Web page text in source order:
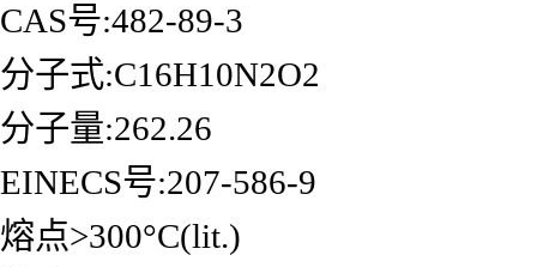
CAS号:482-89-3
分子式:C16H10N2O2
分子量:262.26
EINECS号:207-586-9
熔点>300°C(lit.)